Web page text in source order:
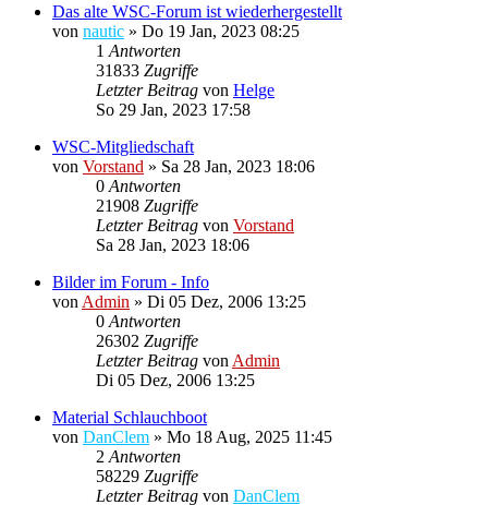
Das alte WSC-Forum ist wiederhergestellt
von nautic » Do 19 Jan, 2023 08:25
1 Antworten
31833 Zugriffe
Letzter Beitrag von Helge
So 29 Jan, 2023 17:58
WSC-Mitgliedschaft
von Vorstand » Sa 28 Jan, 2023 18:06
0 Antworten
21908 Zugriffe
Letzter Beitrag von Vorstand
Sa 28 Jan, 2023 18:06
Bilder im Forum - Info
von Admin » Di 05 Dez, 2006 13:25
0 Antworten
26302 Zugriffe
Letzter Beitrag von Admin
Di 05 Dez, 2006 13:25
Material Schlauchboot
von DanClem » Mo 18 Aug, 2025 11:45
2 Antworten
58229 Zugriffe
Letzter Beitrag von DanClem